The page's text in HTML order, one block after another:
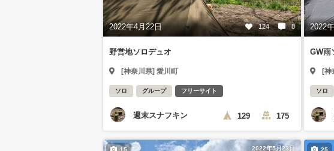
2022年4月22日 124 8
野営地ソロデュオ
[神奈川県] 愛川町
ソロ グループ フリーサイト
週末スナフキン 129 175
2022
GW雨
[神
ソロ
2022年5月23日
15 25